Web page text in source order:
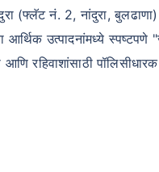
(फ्लॅट नं. 2, नांदुरा,
उत्पादनांमध्ये स्पष्टपणे
आणि रहिवाशांसाठी